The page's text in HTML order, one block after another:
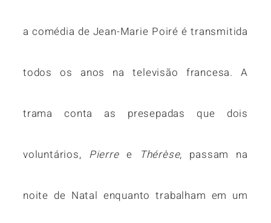
a comédia de Jean-Marie Poiré é transmitida
todos os anos na televisão francesa. A
trama conta as presepadas que dois
voluntários, Pierree Thérèse, passam na
noite de Natal enquanto trabalham em um